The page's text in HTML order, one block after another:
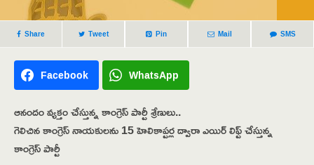
Share Tweet Pin Mail SMS
Facebook WhatsApp
ఆనందం వ్యక్తం చేస్తున్న కాంగ్రెస్ పార్టీ శ్రేణులు..
గెలిచిన కాంగ్రెస్ నాయకులను 15 హెలికాప్టర్ల ద్వారా ఎయిర్ లిఫ్ట్ చేస్తున్న
కాంగ్రెస్ పార్టీ